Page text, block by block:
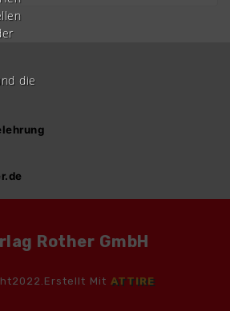
Rother GmbH
Mit ATTIRE
die